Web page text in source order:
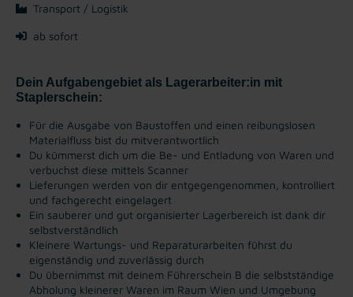
Transport / Logistik
ab sofort
Dein Aufgabengebiet als Lagerarbeiter:in mit
Staplerschein:
Für die Ausgabe von Baustoffen und einen reibungslosen
Materialfluss bist du mitverantwortlich
Du kümmerst dich um die Be- und Entladung von Waren und
verbuchst diese mittels Scanner
Lieferungen werden von dir entgegengenommen, kontrolliert
und fachgerecht eingelagert
Ein sauberer und gut organisierter Lagerbereich ist dank dir
selbstverständlich
Kleinere Wartungs- und Reparaturarbeiten führst du
eigenständig und zuverlässig durch
Du übernimmst mit deinem Führerschein B die selbstständige
Abholung kleinerer Waren im Raum Wien und Umgebung